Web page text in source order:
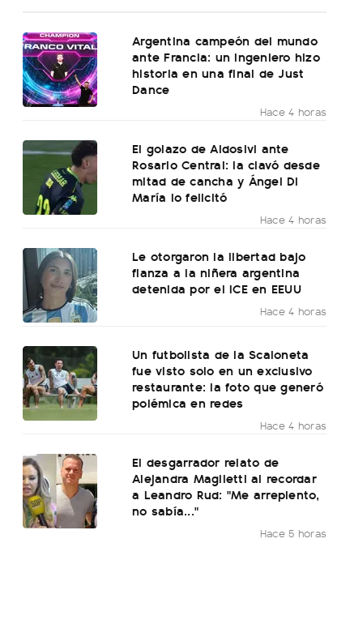
Argentina campeón del mundo
ante Francia: un ingeniero hizo
historia en una final de Just
Dance
Hace 4 horas
El golazo de Aldosivi ante
Rosario Central: la clavó desde
mitad de cancha y Ángel Di
María lo felicitó
Hace 4 horas
Le otorgaron la libertad bajo
fianza a la niñera argentina
detenida por el ICE en EEUU
Hace 4 horas
Un futbolista de la Scaloneta
fue visto solo en un exclusivo
restaurante: la foto que generó
polémica en redes
Hace 4 horas
El desgarrador relato de
Alejandra Maglietti al recordar
a Leandro Rud: "Me arrepiento,
no sabía..."
Hace 5 horas